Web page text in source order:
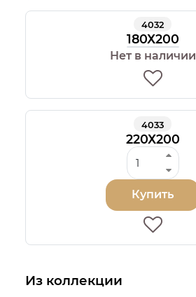
4032
180Х200
Нет в наличии
4033
220Х200
Купить
Из коллекции